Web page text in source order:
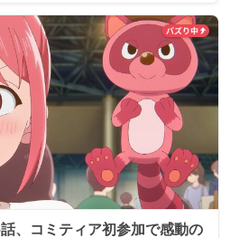
、コミティア初参加で感動の